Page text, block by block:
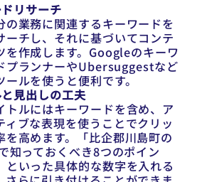
リサーチ
の業務に関連するキーワードを
ーチし、それに基づいてコンテ
を作成します。Googleのキーワ
プランナーやUbersuggestなど
ールを使うと便利です。
見出しの工夫
トルにはキーワードを含め、ア
ィブな表現を使うことでクリッ
を高めます。「比企郡川島町の
知っておくべき8つのポイン
といった具体的な数字を入れる